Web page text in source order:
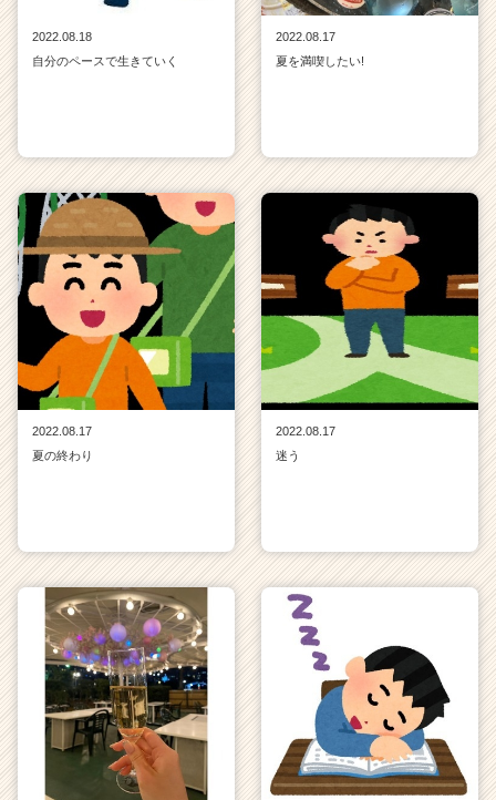
2022.08.18
自分のペースで生きていく
2022.08.17
夏を満喫したい!
2022.08.17
夏の終わり
2022.08.17
迷う